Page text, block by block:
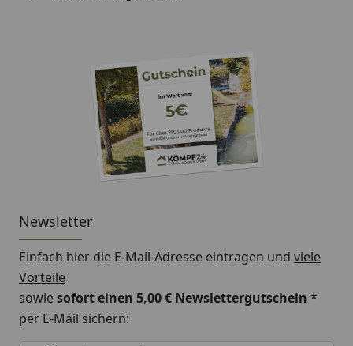
Newsletter
Einfach hier die E-Mail-Adresse eintragen und viele
Vorteile
sowiesofort einen 5,00 € Newslettergutschein *
per E-Mail sichern: